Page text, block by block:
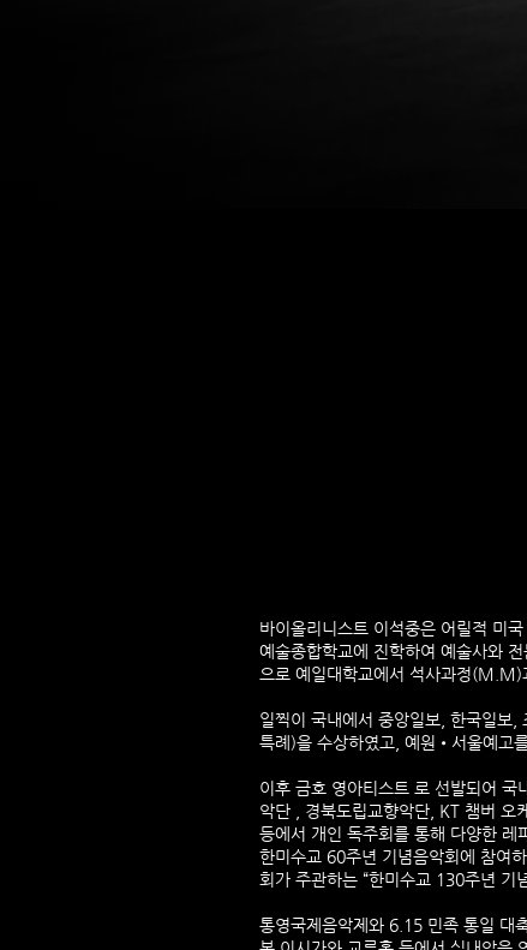
바이올리니스트 이석중은 어릴적 미
예술종합학교에 진학하여 예술사와
으로 예일대학교에서 석사과정
일찍이 국내에서 중앙일보, 한국일보,
특례)을 수상하였고, 예원•서울예고
이후 금호 영아티스트 로 선발되어 국
악단 , 경북도립교향악단, KT 챔버 오
등에서 개인 독주회를 통해 다양한 레
한미수교 60주년 기념음악회에 참여
회가 주관하는 “한미수교 130주년 기
통영국제음악제와 6.15 민족 통일 대